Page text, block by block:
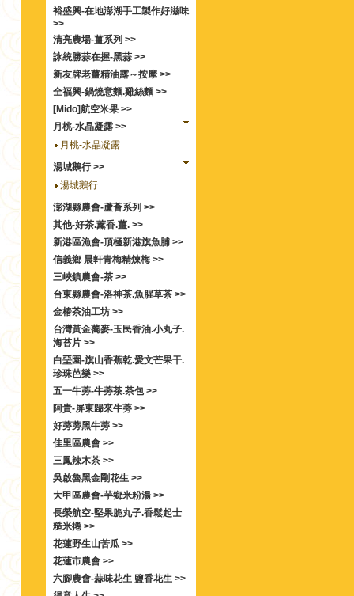
裕盛興-在地澎湖手工製作好滋味
>>
清亮農場-薑系列 >>
詠統勝蒜在握-黑蒜 >>
新友牌老薑精油露～按摩 >>
全福興-鍋燒意麵.雞絲麵 >>
[Mido]航空米果 >>
月桃-水晶凝露 >>
月桃-水晶凝露
湯城鵝行 >>
湯城鵝行
澎湖縣農會-蘆薈系列 >>
其他-好茶.薰香.薑. >>
新港區漁會-頂極新港旗魚脯 >>
信義鄉 晨軒青梅精煉梅 >>
三峽鎮農會-茶 >>
台東縣農會-洛神茶.魚腥草茶 >>
金椿茶油工坊 >>
台灣黃金蕎麥-玉民香油.小丸子.
海苔片 >>
白堊園-旗山香蕉乾.愛文芒果干.
珍珠芭樂 >>
五一牛蒡-牛蒡茶.茶包 >>
阿貴-屏東歸來牛蒡 >>
好蒡蒡黑牛蒡 >>
佳里區農會 >>
三鳳辣木茶 >>
吳啟魯黑金剛花生 >>
大甲區農會-芋鄉米粉湯 >>
長榮航空-堅果脆丸子.香鬆起士
糙米捲 >>
花蓮野生山苦瓜 >>
花蓮市農會 >>
六腳農會-蒜味花生 鹽香花生 >>